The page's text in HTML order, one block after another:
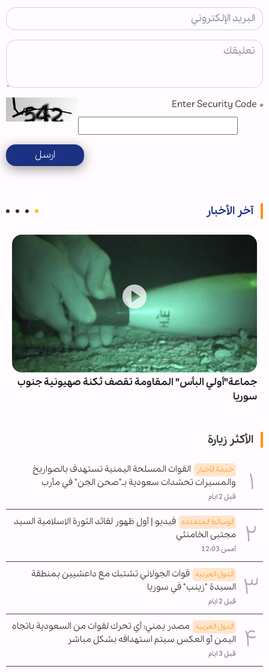
*
ارسل
آخر الأخبار
جماعة"أولي البأس" المقاومة تقصف ثكنة صهيونية جنوب
سوريا
الأكثر زيارة
خدمة الأخبار
القوات المسلحة اليمنية تستهدف بالصواريخ
والمسيرات تحشدات سعودية بـ"صحن الجن" في مأرب
قبل 2 ايام
الوسائط المتعدده فيديو | أول ظهور لقائد الثورة الاسلامية السيد
مجتبى الخامنئي
أمس 12:03
الدول العربیه قوات الجولاني تشتبك مع داعشيين بمنطقة
السيدة "زينب" في سوريا
قبل 2 ايام
الدول العربیه مصدر يمني: أي تحرك لقوات من السعودية باتجاه
اليمن أو العكس سيتم استهدافه بشكل مباشر
قبل 3 ايام